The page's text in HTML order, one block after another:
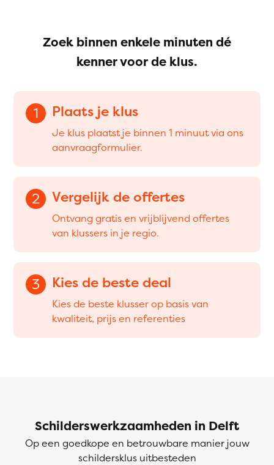
Zoek binnen enkele minuten dé
kenner voor de klus.
1 Plaats je klus
Je klus plaatst je binnen 1 minuut via ons
aanvraagformulier.
2 Vergelijk de offertes
Ontvang gratis en vrijblijvend offertes
van klussers in je regio.
3 Kies de beste deal
Kies de beste klusser op basis van
kwaliteit, prijs en referenties
Schilderswerkzaamheden in Delft
Op een goedkope en betrouwbare manier jouw
schildersklus uitbesteden